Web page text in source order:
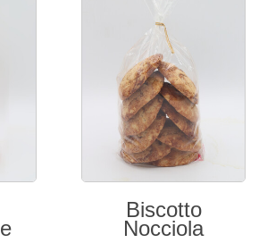
Biscotto Limone
3,55 €